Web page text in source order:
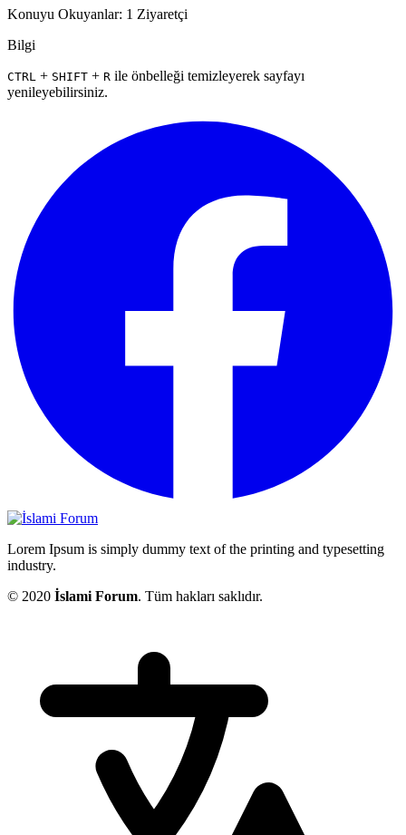
Konuyu Okuyanlar: 1 Ziyaretçi
Bilgi
CTRL + SHIFT + R ile önbelleği temizleyerek sayfayı
yenileyebilirsiniz.
Lorem Ipsum is simply dummy text of the printing and typesetting
industry.
© 2020 İslami Forum. Tüm hakları saklıdır.